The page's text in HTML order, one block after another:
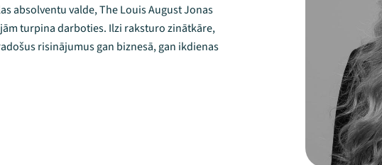
absolventu valde, The Louis August Jonas
turpina darboties. Ilzi raksturo zinātkāre,
risinājumus gan biznesā, gan ikdienas